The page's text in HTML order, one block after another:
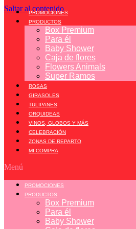
Saltar al contenido
PROMOCIONES
PRODUCTOS
Box Premium
Para él
Baby Shower
Caja de flores
Flowers Animals
Super Ramos
ROSAS
GIRASOLES
TULIPANES
ORQUIDEAS
VINOS, GLOBOS Y MÁS
CELEBRACIÓN
ZONAS DE REPARTO
MI COMPRA
Menú
PROMOCIONES
PRODUCTOS
Box Premium
Para él
Baby Shower